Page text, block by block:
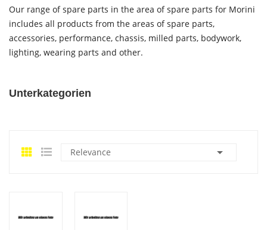
Our range of spare parts in the area of ​​spare parts for Morini
includes all products from the areas of spare parts,
accessories, performance, chassis, milled parts, bodywork,
lighting, wearing parts and other.
Unterkategorien
Relevance 